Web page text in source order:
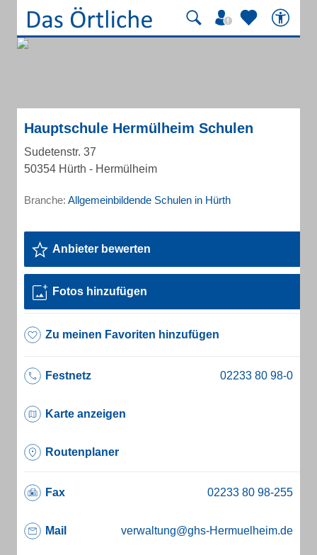
Hauptschule Hermülheim Schulen
Sudetenstr. 37
50354 Hürth - Hermülheim
Branche: Allgemeinbildende Schulen in Hürth
Anbieter bewerten
Fotos hinzufügen
Zu meinen Favoriten hinzufügen
Festnetz
Karte anzeigen
Routenplaner
Fax
Mail verwaltung@ghs-Hermuelheim.de